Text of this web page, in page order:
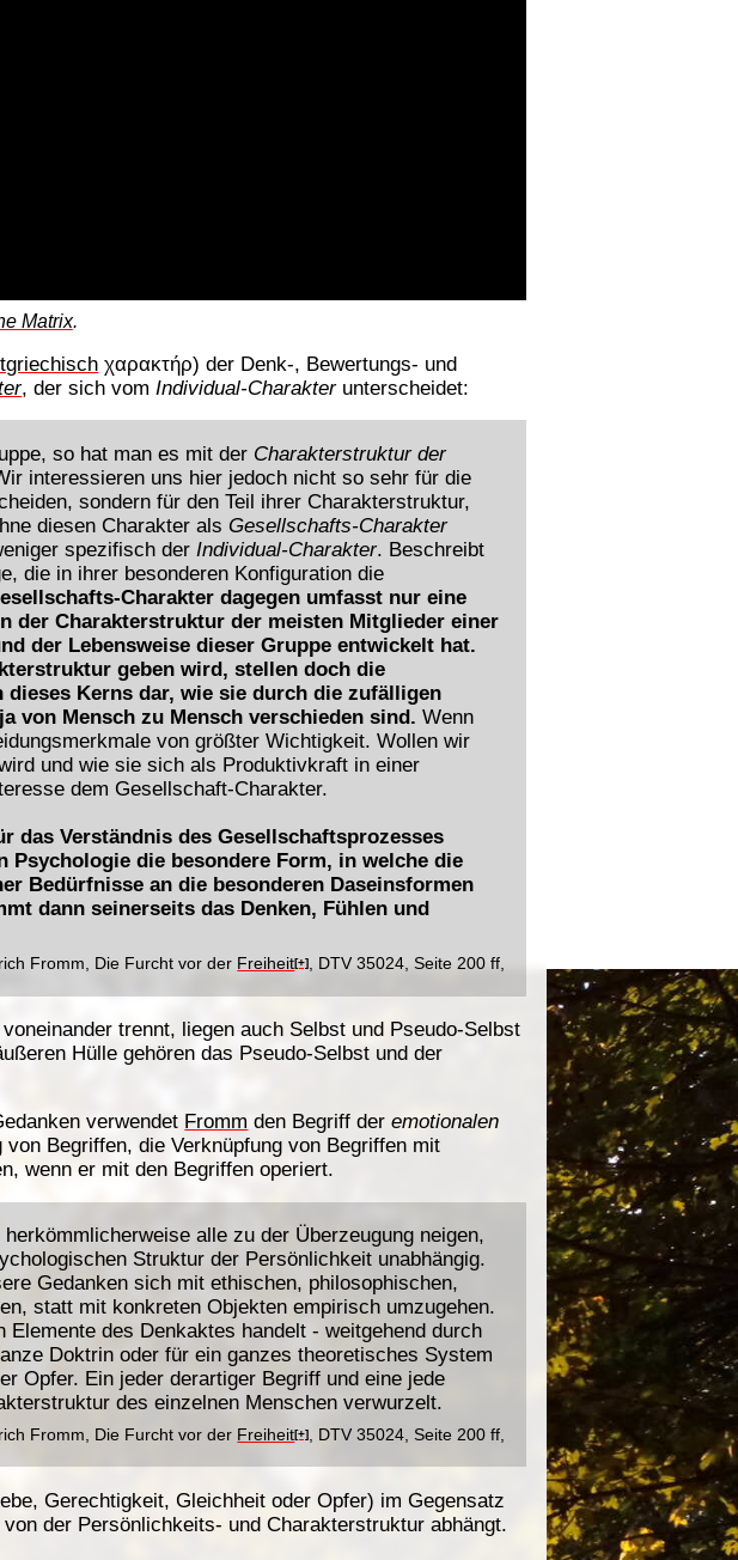
Matrix.
χαρακτήρ) der Denk-, Bewertungs- und
, der sich vom Individual-Charakterunterscheidet:
so hat man es mit der Charakterstruktur der
interessieren uns hier jedoch nicht so sehr für die
sondern für den Teil ihrer Charakterstruktur,
diesen Charakter als Gesellschafts-Charakter
spezifisch der Individual-Charakter. Beschreibt
die in ihrer besonderen Konfiguration die
Charakter dagegen umfasst nur eine
der Charakterstruktur der meisten Mitglieder einer
der Lebensweise dieser Gruppe entwickelt hat.
geben wird, stellen doch die
Kerns dar, wie sie durch die zufälligen
von Mensch zu Mensch verschieden sind. Wenn
von größter Wichtigkeit. Wollen wir
und wie sie sich als Produktivkraft in einer
dem Gesellschaft-Charakter.
das Verständnis des Gesellschaftsprozesses
die besondere Form, in welche die
Bedürfnisse an die besonderen Daseinsformen
dann seinerseits das Denken, Fühlen und
Fromm, Die Furcht vor der Freiheit[+], DTV 35024, Seite 200 ff,
trennt, liegen auch Selbst und Pseudo-Selbst
Hülle gehören das Pseudo-Selbst und der
verwendet Fromm den Begriff deremotionalen
Begriffen, die Verknüpfung von Begriffen mit
wenn er mit den Begriffen operiert.
alle zu der Überzeugung neigen,
Struktur der Persönlichkeit unabhängig.
Gedanken sich mit ethischen, philosophischen,
statt mit konkreten Objekten empirisch umzugehen.
des Denkaktes handelt - weitgehend durch
Doktrin oder für ein ganzes theoretisches System
Opfer. Ein jeder derartiger Begriff und eine jede
des einzelnen Menschen verwurzelt.
Fromm, Die Furcht vor der Freiheit[+] , DTV 35024, Seite 200 ff,
Gerechtigkeit, Gleichheit oder Opfer) im Gegensatz
der Persönlichkeits- und Charakterstruktur abhängt.